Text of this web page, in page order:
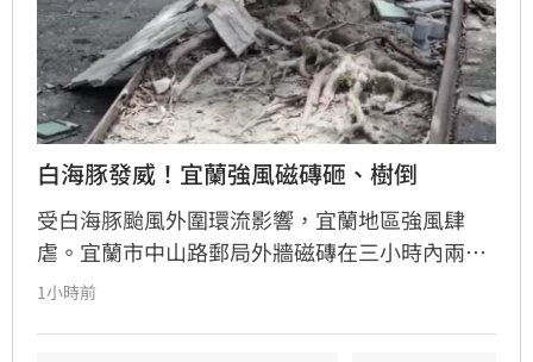
白海豚發威！宜蘭強風磁磚砸、樹倒
受白海豚颱風外圍環流影響，宜蘭地區強風肆
虐。宜蘭市中山路郵局外牆磁磚在三小時內兩度
剝落，武營街亦發生磁磚砸地險象，所幸無人傷
1小時前